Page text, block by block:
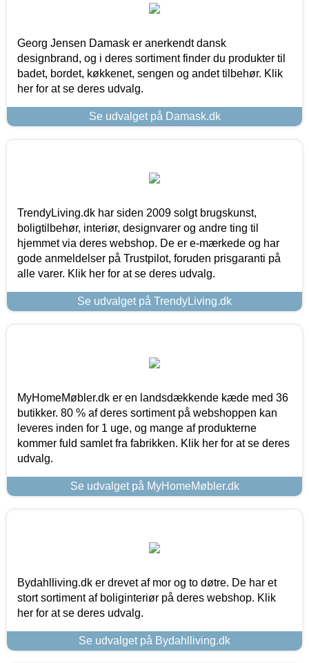
Georg Jensen Damask er anerkendt dansk
designbrand, og i deres sortiment finder du produkter til
badet, bordet, køkkenet, sengen og andet tilbehør. Klik
her for at se deres udvalg.
Se udvalget på Damask.dk
TrendyLiving.dk har siden 2009 solgt brugskunst,
boligtilbehør, interiør, designvarer og andre ting til
hjemmet via deres webshop. De er e-mærkede og har
gode anmeldelser på Trustpilot, foruden prisgaranti på
alle varer. Klik her for at se deres udvalg.
Se udvalget på TrendyLiving.dk
MyHomeMøbler.dk er en landsdækkende kæde med 36
butikker. 80 % af deres sortiment på webshoppen kan
leveres inden for 1 uge, og mange af produkterne
kommer fuld samlet fra fabrikken. Klik her for at se deres
udvalg.
Se udvalget på MyHomeMøbler.dk
Bydahlliving.dk er drevet af mor og to døtre. De har et
stort sortiment af boliginteriør på deres webshop. Klik
her for at se deres udvalg.
Se udvalget på Bydahlliving.dk